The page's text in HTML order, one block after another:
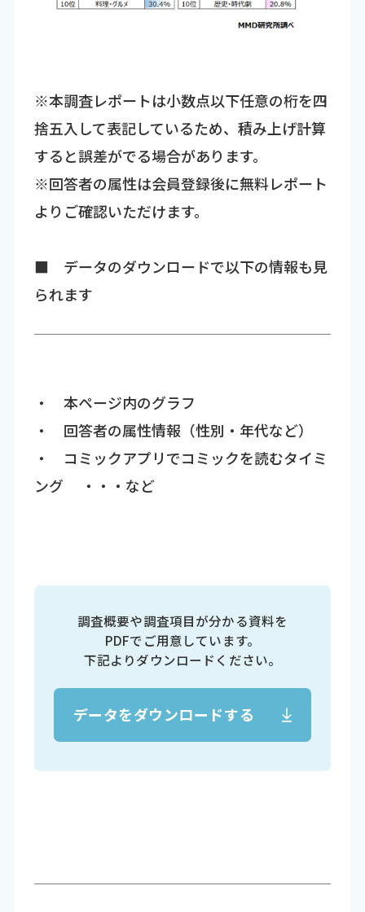
※本調査レポートは小数点以下任意の桁を四
捨五入して表記しているため、積み上げ計算
すると誤差がでる場合があります。
※回答者の属性は会員登録後に無料レポート
よりご確認いただけます。
■ データのダウンロードで以下の情報も見
られます
・ 本ページ内のグラフ
・ 回答者の属性情報（性別・年代など）
・ コミックアプリでコミックを読むタイミ
ング ・・・など
調査概要や調査項目が分かる資料を
PDFでご用意しています。
下記よりダウンロードください。
データをダウンロードする